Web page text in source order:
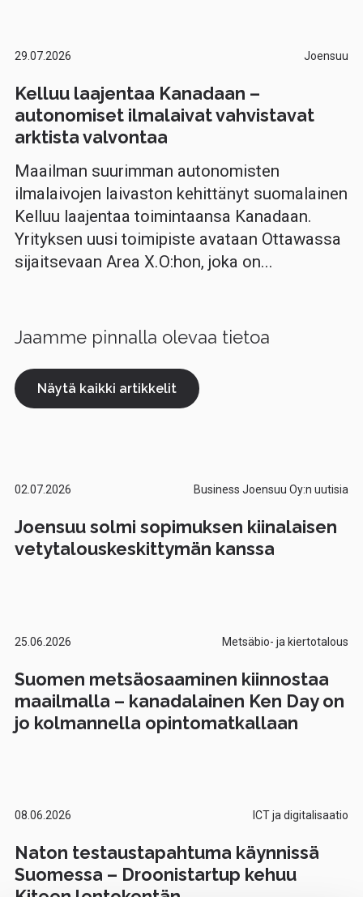
29.07.2026 Joensuu
Kelluu laajentaa Kanadaan –
autonomiset ilmalaivat vahvistavat
arktista valvontaa
Maailman suurimman autonomisten
ilmalaivojen laivaston kehittänyt suomalainen
Kelluu laajentaa toimintaansa Kanadaan.
Yrityksen uusi toimipiste avataan Ottawassa
sijaitsevaan Area X.O:hon, joka on...
Jaamme pinnalla olevaa tietoa
Näytä kaikki artikkelit
02.07.2026 Business Joensuu Oy:n uutisia
Joensuu solmi sopimuksen kiinalaisen
vetytalouskeskittymän kanssa
25.06.2026 Metsäbio- ja kiertotalous
Suomen metsäosaaminen kiinnostaa
maailmalla – kanadalainen Ken Day on
jo kolmannella opintomatkallaan
08.06.2026 ICT ja digitalisaatio
Naton testaustapahtuma käynnissä
Suomessa – Droonistartup kehuu